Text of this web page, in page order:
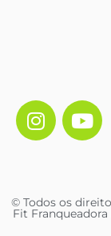
© Todos os
Fit Franqueadora